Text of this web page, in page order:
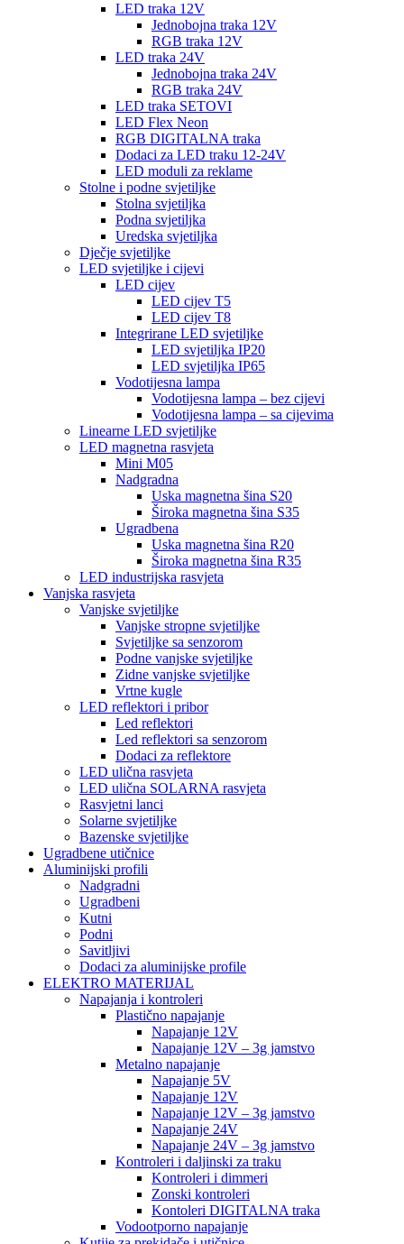
LED traka 12V
Jednobojna traka 12V
RGB traka 12V
LED traka 24V
Jednobojna traka 24V
RGB traka 24V
LED traka SETOVI
LED Flex Neon
RGB DIGITALNA traka
Dodaci za LED traku 12-24V
LED moduli za reklame
Stolne i podne svjetiljke
Stolna svjetiljka
Podna svjetiljka
Uredska svjetiljka
Dječje svjetiljke
LED svjetiljke i cijevi
LED cijev
LED cijev T5
LED cijev T8
Integrirane LED svjetiljke
LED svjetiljka IP20
LED svjetiljka IP65
Vodotijesna lampa
Vodotijesna lampa – bez cijevi
Vodotijesna lampa – sa cijevima
Linearne LED svjetiljke
LED magnetna rasvjeta
Mini M05
Nadgradna
Uska magnetna šina S20
Široka magnetna šina S35
Ugradbena
Uska magnetna šina R20
Široka magnetna šina R35
LED industrijska rasvjeta
Vanjska rasvjeta
Vanjske svjetiljke
Vanjske stropne svjetiljke
Svjetiljke sa senzorom
Podne vanjske svjetiljke
Zidne vanjske svjetiljke
Vrtne kugle
LED reflektori i pribor
Led reflektori
Led reflektori sa senzorom
Dodaci za reflektore
LED ulična rasvjeta
LED ulična SOLARNA rasvjeta
Rasvjetni lanci
Solarne svjetiljke
Bazenske svjetiljke
Ugradbene utičnice
Aluminijski profili
Nadgradni
Ugradbeni
Kutni
Podni
Savitljivi
Dodaci za aluminijske profile
ELEKTRO MATERIJAL
Napajanja i kontroleri
Plastično napajanje
Napajanje 12V
Napajanje 12V – 3g jamstvo
Metalno napajanje
Napajanje 5V
Napajanje 12V
Napajanje 12V – 3g jamstvo
Napajanje 24V
Napajanje 24V – 3g jamstvo
Kontroleri i daljinski za traku
Kontroleri i dimmeri
Zonski kontroleri
Kontoleri DIGITALNA traka
Vodootporno napajanje